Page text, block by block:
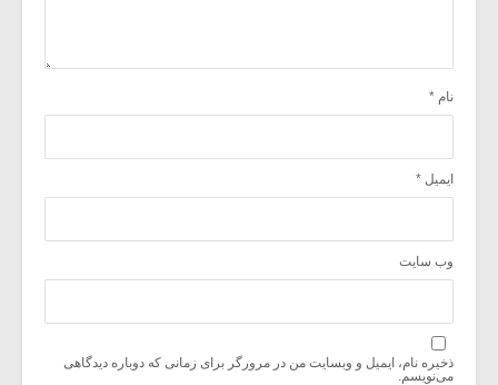
نام *
ایمیل *
وب‌ سایت
ذخیره نام، ایمیل و وبسایت من در مرورگر برای زمانی که دوباره دیدگاهی
می‌نویسم.